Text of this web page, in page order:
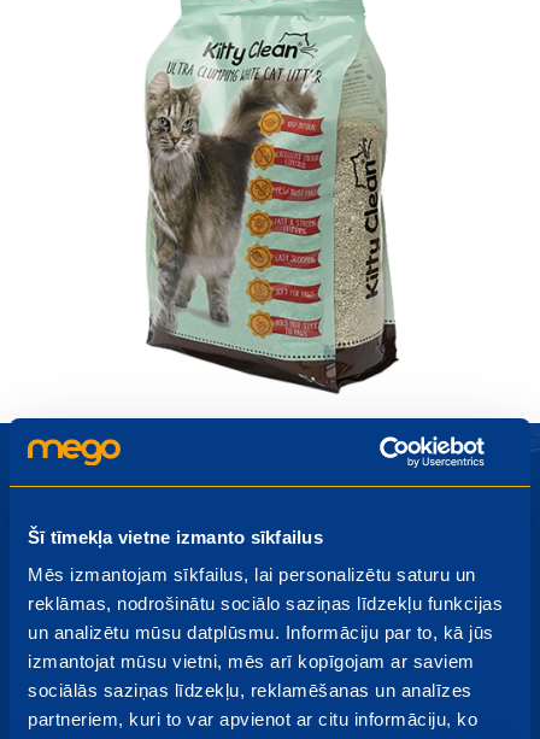
Šī tīmekļa vietne izmanto sīkfailus
Mēs izmantojam sīkfailus, lai personalizētu saturu un
reklāmas, nodrošinātu sociālo saziņas līdzekļu funkcijas
un analizētu mūsu datplūsmu. Informāciju par to, kā jūs
izmantojat mūsu vietni, mēs arī kopīgojam ar saviem
sociālās saziņas līdzekļu, reklamēšanas un analīzes
partneriem, kuri to var apvienot ar citu informāciju, ko
Piesakies Mego jaunumiem
Akcijas, izpārdošanas, jauni produkti - uzzini pirmais par
jaumumiem!